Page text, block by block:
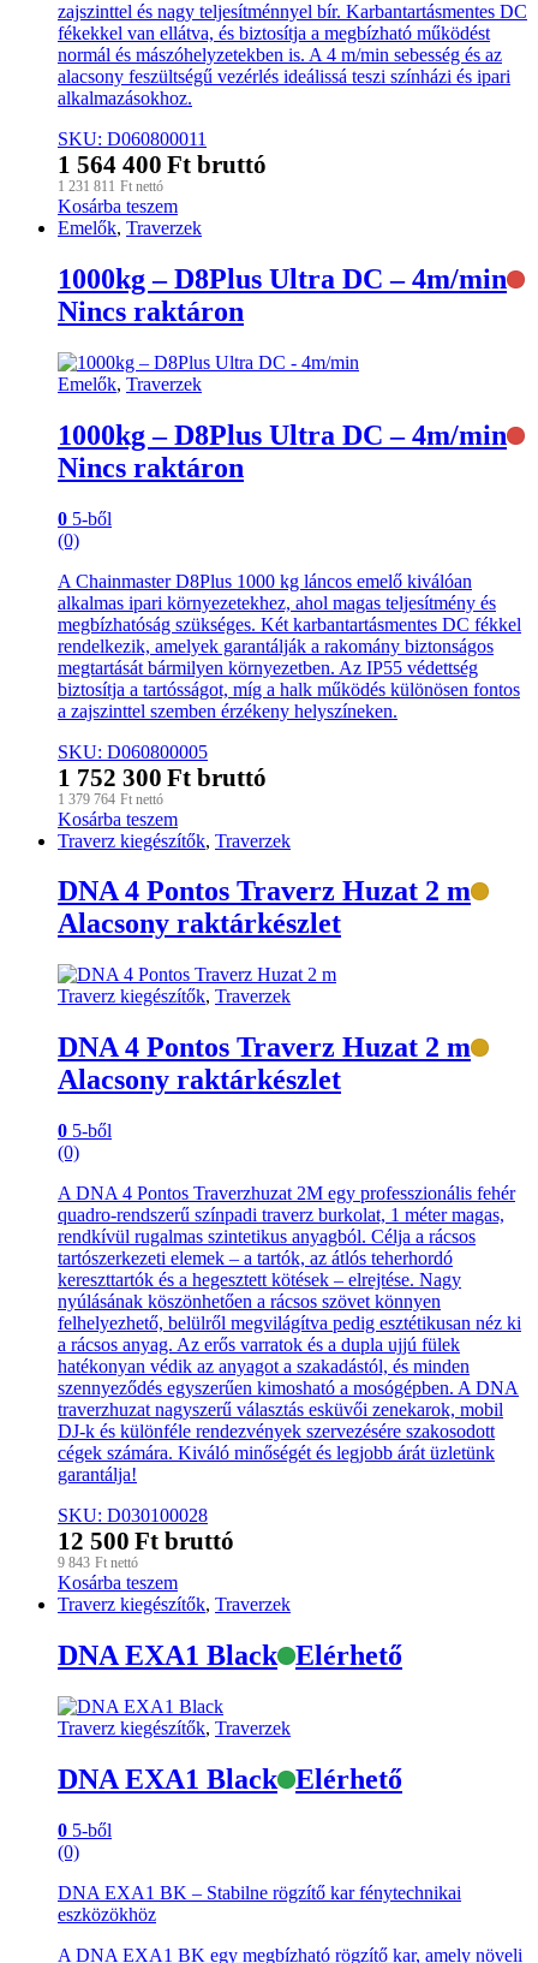
zajszinttel és nagy teljesítménnyel bír. Karbantartásmentes DC
fékekkel van ellátva, és biztosítja a megbízható működést
normál és mászóhelyzetekben is. A 4 m/min sebesség és az
alacsony feszültségű vezérlés ideálissá teszi színházi és ipari
alkalmazásokhoz.
SKU: D060800011
1 564 400 Ft bruttó
1 231 811 Ft nettó
Kosárba teszem
Emelők, Traverzek
1000kg – D8Plus Ultra DC – 4m/min
Nincs raktáron
Emelők, Traverzek
1000kg – D8Plus Ultra DC – 4m/min
Nincs raktáron
0 5-ből
(0)
A Chainmaster D8Plus 1000 kg láncos emelő kiválóan
alkalmas ipari környezetekhez, ahol magas teljesítmény és
megbízhatóság szükséges. Két karbantartásmentes DC fékkel
rendelkezik, amelyek garantálják a rakomány biztonságos
megtartását bármilyen környezetben. Az IP55 védettség
biztosítja a tartósságot, míg a halk működés különösen fontos
a zajszinttel szemben érzékeny helyszíneken.
SKU: D060800005
1 752 300 Ft bruttó
1 379 764 Ft nettó
Kosárba teszem
Traverz kiegészítők, Traverzek
DNA 4 Pontos Traverz Huzat 2 m
Alacsony raktárkészlet
Traverz kiegészítők, Traverzek
DNA 4 Pontos Traverz Huzat 2 m
Alacsony raktárkészlet
0 5-ből
(0)
A DNA 4 Pontos Traverzhuzat 2M egy professzionális fehér
quadro-rendszerű színpadi traverz burkolat, 1 méter magas,
rendkívül rugalmas szintetikus anyagból. Célja a rácsos
tartószerkezeti elemek – a tartók, az átlós teherhordó
kereszttartók és a hegesztett kötések – elrejtése. Nagy
nyúlásának köszönhetően a rácsos szövet könnyen
felhelyezhető, belülről megvilágítva pedig esztétikusan néz ki
a rácsos anyag. Az erős varratok és a dupla ujjú fülek
hatékonyan védik az anyagot a szakadástól, és minden
szennyeződés egyszerűen kimosható a mosógépben. A DNA
traverzhuzat nagyszerű választás esküvői zenekarok, mobil
DJ-k és különféle rendezvények szervezésére szakosodott
cégek számára. Kiváló minőségét és legjobb árát üzletünk
garantálja!
SKU: D030100028
12 500 Ft bruttó
9 843 Ft nettó
Kosárba teszem
Traverz kiegészítők, Traverzek
DNA EXA1 Black Elérhető
Traverz kiegészítők, Traverzek
DNA EXA1 Black Elérhető
0 5-ből
(0)
DNA EXA1 BK – Stabilne rögzítő kar fénytechnikai
eszközökhöz
A DNA EXA1 BK egy megbízható rögzítő kar, amely növeli